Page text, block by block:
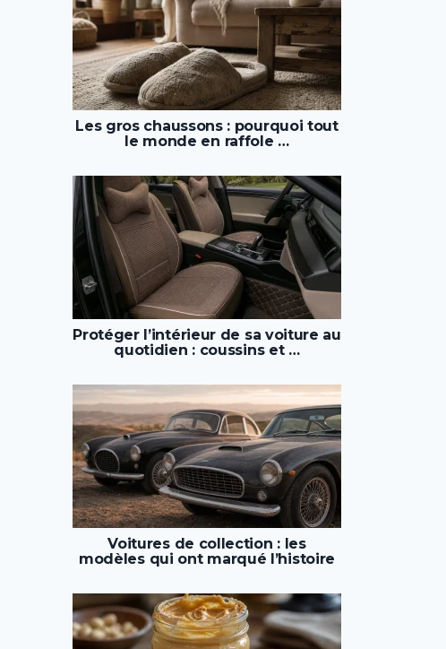
Les gros chaussons : pourquoi tout
le monde en raffole …
Protéger l’intérieur de sa voiture au
quotidien : coussins et …
Voitures de collection : les
modèles qui ont marqué l’histoire